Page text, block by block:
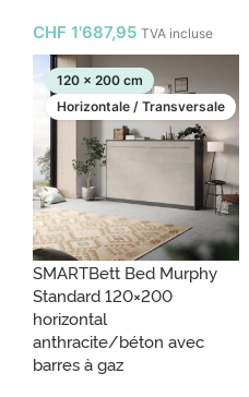
CHF 1'687,95 TVA incluse
120 x 200 cm
Horizontale / Transversale
SMARTBett Bed Murphy
Standard 120×200
horizontal
anthracite/béton avec
barres à gaz